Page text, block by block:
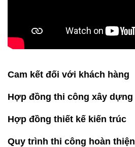
Cam kết đối với khách hàng
Hợp đồng thi công xây dựng
Hợp đồng thiết kế kiến trúc
Quy trình thi công hoàn thiện